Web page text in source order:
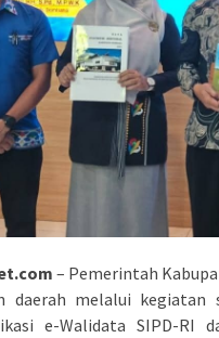
– Pemerintah
daerah melalui
e-Walidata SIPD-RI